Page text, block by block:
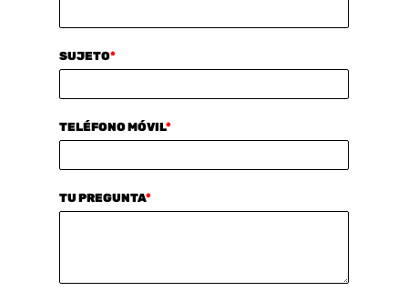
SUJETO*
TELÉFONO MÓVIL*
TU PREGUNTA*